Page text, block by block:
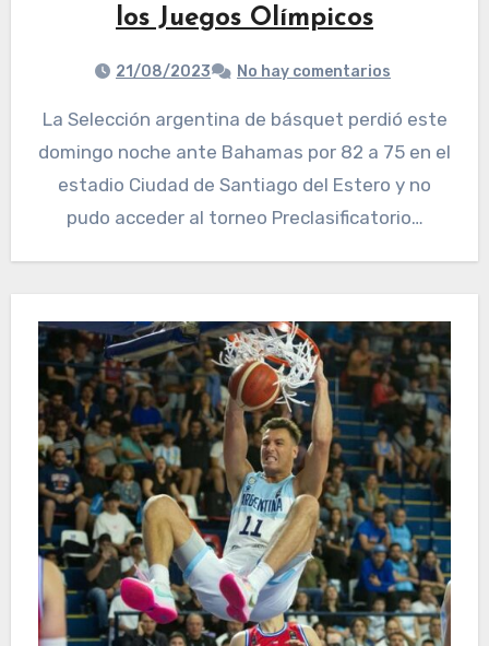
los Juegos Olímpicos
21/08/2023 No hay comentarios
La Selección argentina de básquet perdió este
domingo noche ante Bahamas por 82 a 75 en el
estadio Ciudad de Santiago del Estero y no
pudo acceder al torneo Preclasificatorio…